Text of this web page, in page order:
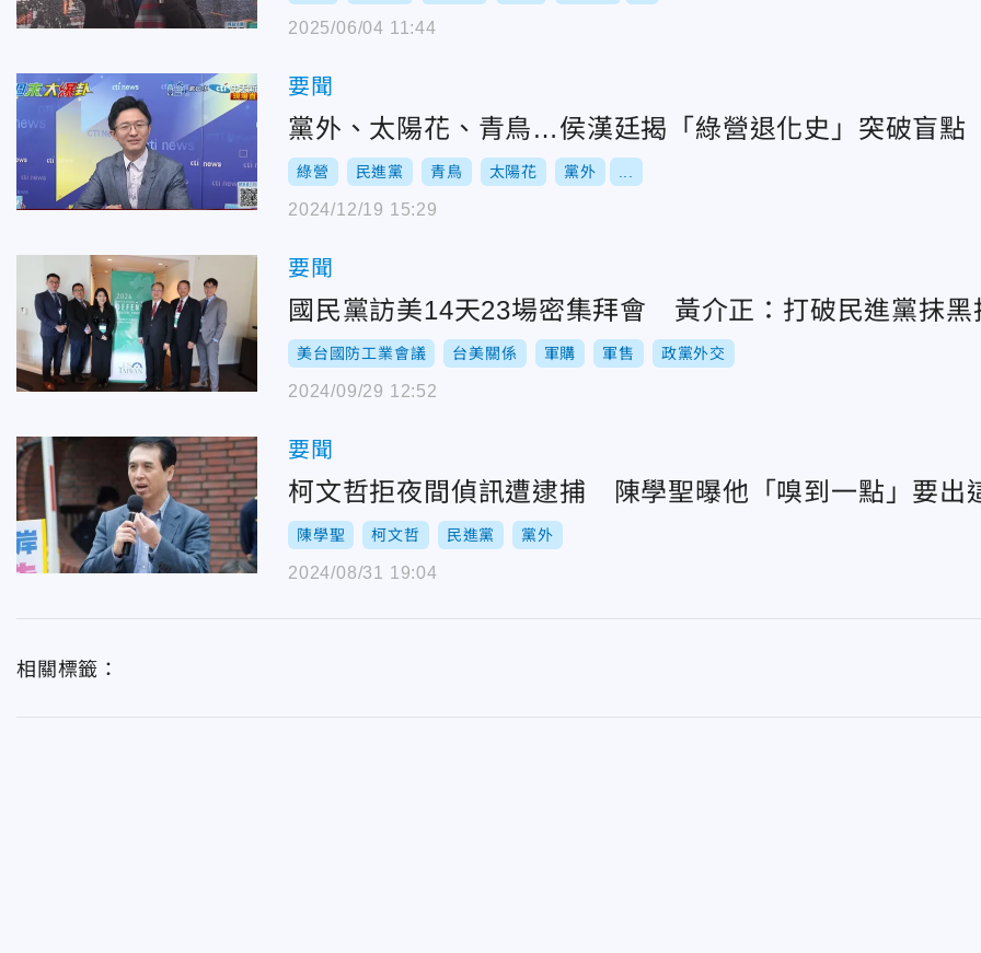
2025/06/04 11:44
要聞
黨外、太陽花、青鳥…侯漢廷揭「綠營退化史」突破盲點
綠營 民進黨 青鳥 太陽花 黨外
2024/12/19 15:29
要聞
國民黨訪美14天23場密集拜會 黃介正：打破民進黨抹黑
美台國防工業會議 台美關係 軍購 軍售 政黨外交
2024/09/29 12:52
要聞
柯文哲拒夜間偵訊遭逮捕 陳學聖曝他「嗅到一點」要出
陳學聖 柯文哲 民進黨 黨外
2024/08/31 19:04
相關標籤：